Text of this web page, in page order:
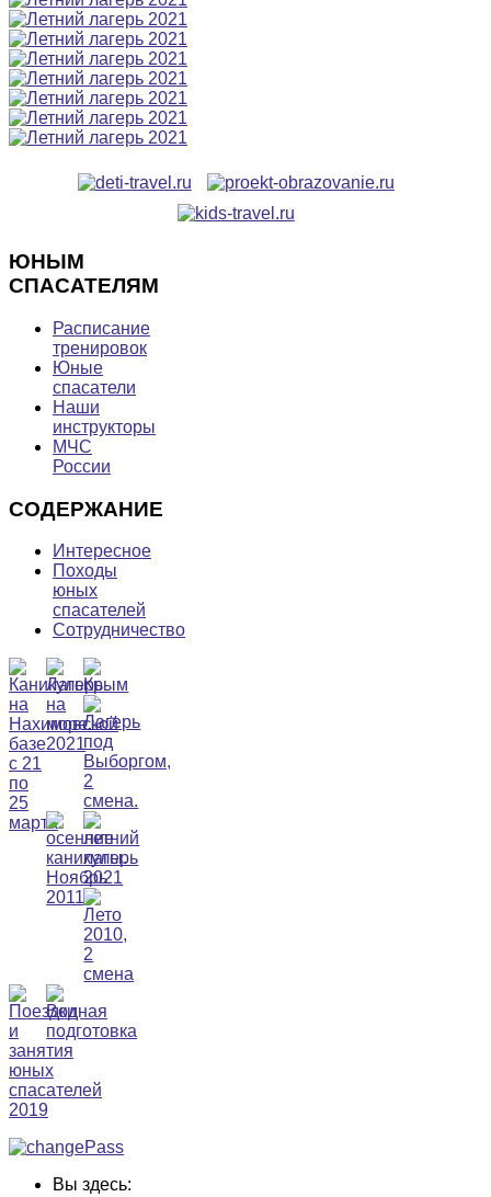
ЮНЫМ
СПАСАТЕЛЯМ
Расписание
тренировок
Юные
спасатели
Наши
инструкторы
МЧС
России
СОДЕРЖАНИЕ
Интересное
Походы
юных
спасателей
Сотрудничество
Вы здесь: